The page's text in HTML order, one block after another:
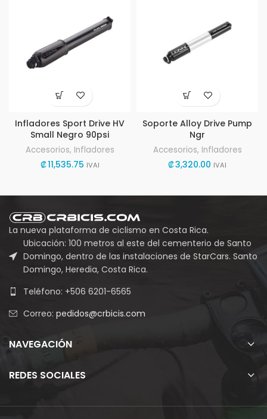
Infladores Sport Drive HV
Small Negro 90psi
Accesorios, Infladores
₡11,535.75 IVAI
Soporte Alloy Drive Pump
Ngr
Accesorios, Infladores
₡3,320.00 IVAI
La nueva plataforma de ciclismo en Costa Rica.
Ubicación: 100 metros al este del cementerio de Santo
Domingo, dentro de las instalaciones de StarCars. Santo
Domingo, Heredia, Costa Rica.
Teléfono: +506 6201-6565
Correo: pedidos@crbicis.com
NAVEGACIÓN
REDES SOCIALES